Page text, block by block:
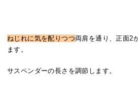
ねじれに気を配りつつ両肩を通り、正面2
ます。
サスペンダーの長さを調節します。